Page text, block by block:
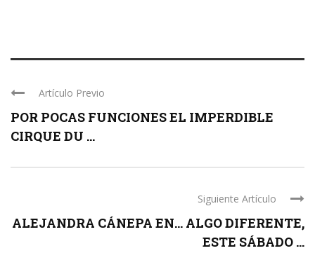
Artículo Previo
POR POCAS FUNCIONES EL IMPERDIBLE
CIRQUE DU ...
Siguiente Artículo
ALEJANDRA CÁNEPA EN… ALGO DIFERENTE,
ESTE SÁBADO ...